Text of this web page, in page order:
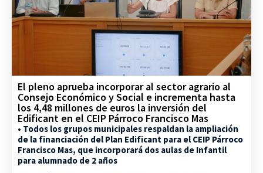
El pleno aprueba incorporar al sector agrario al
Consejo Económico y Social e incrementa hasta
los 4,48 millones de euros la inversión del
Edificant en el CEIP Párroco Francisco Mas
• Todos los grupos municipales respaldan la ampliación
de la financiación del Plan Edificant para el CEIP Párroco
Francisco Mas, que incorporará dos aulas de Infantil
para alumnado de 2 años